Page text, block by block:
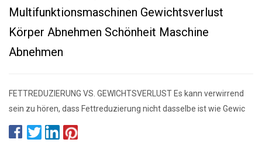
Multifunktionsmaschinen Gewichtsverlust
Körper Abnehmen Schönheit Maschine
Abnehmen
FETTREDUZIERUNG VS. GEWICHTSVERLUST Es kann verwirrend
sein zu hören, dass Fettreduzierung nicht dasselbe ist wie Gewic